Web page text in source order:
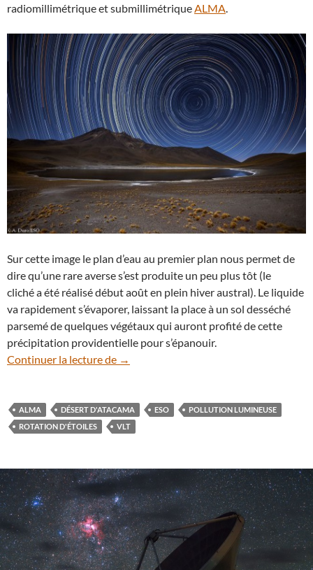
radiomillimétrique et submillimétriqueALMA.
Sur cette image le plan d’eau au premier plan nous permet de
dire qu’une rare averse s’est produite un peu plus tôt (le
cliché a été réalisé début août en plein hiver austral). Le liquide
va rapidement s’évaporer, laissant la place à un sol desséché
parsemé de quelques végétaux qui auront profité de cette
précipitation providentielle pour s’épanouir.
Continuer la lecture de
Ciel nocturne après la pluie dans le
→
ALMA DÉSERT D'ATACAMA ESO
POLLUTION LUMINEUSE
ROTATION D'ÉTOILES
VLT